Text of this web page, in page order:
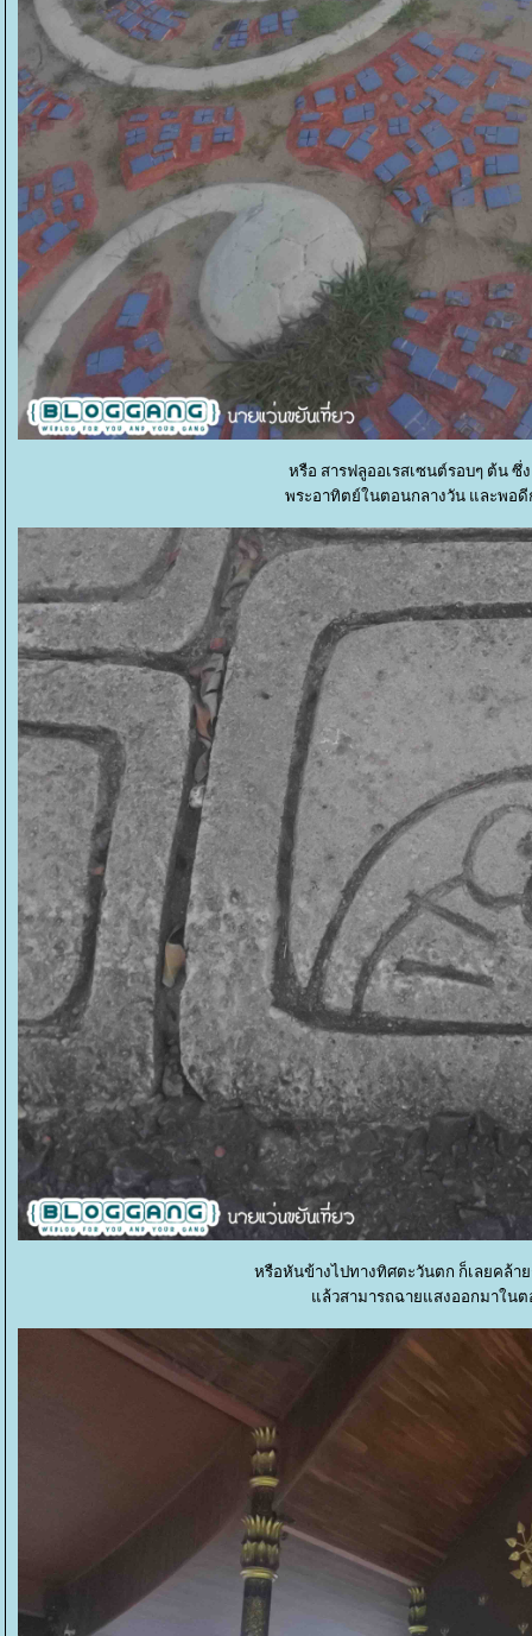
หรือ สารฟลูออเรสเซนต์รอบๆ ต้น
พระอาทิตย์ในตอนกลางวัน และพอ
หรือหันข้างไปทางทิศตะวันตก ก็เลยคล้า
ล้วสามารถฉายแสงออกมาในต